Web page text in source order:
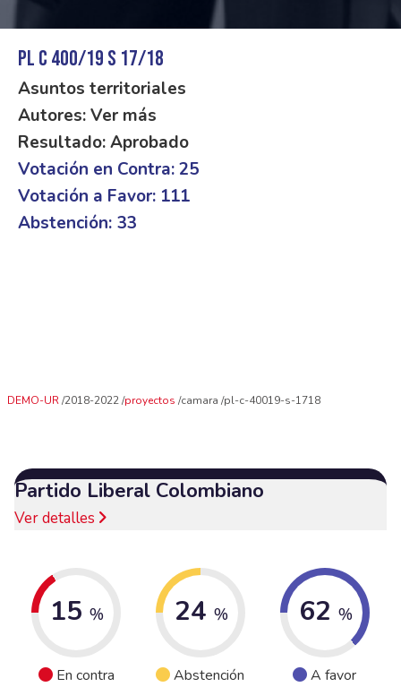
PL C 400/19 S 17/18
Asuntos territoriales
Autores: Ver más
Resultado: Aprobado
Votación en Contra: 25
Votación a Favor: 111
Abstención: 33
DEMO-UR 2018-2022 proyectos camara pl-c-40019-s-1718
Partido Liberal Colombiano
Ver detalles
15 %
En contra
24 %
Abstención
62 %
A favor